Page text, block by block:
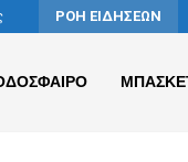
ΡΟΗ ΕΙΔΗΣΕΩΝ
Ρέντη